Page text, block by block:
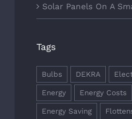
Solar Panels On A
Tags
Bulbs DEKRA
Energy Energy Costs
Energy Saving